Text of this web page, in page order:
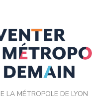
LA MÉTROPOLE DE LYON